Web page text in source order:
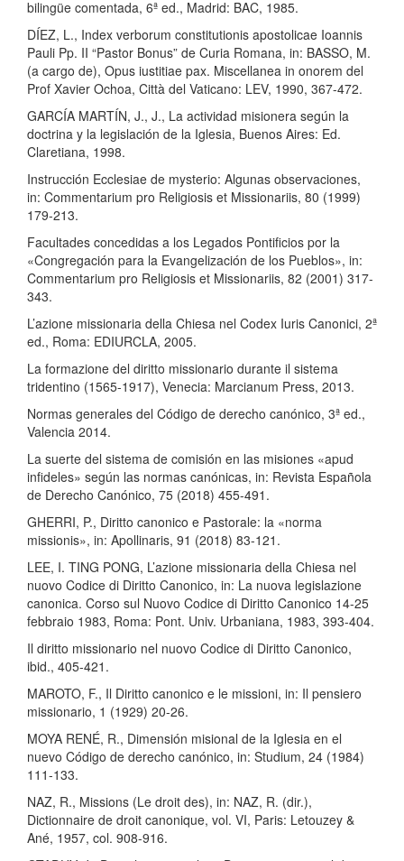
bilingüe comentada, 6ª ed., Madrid: BAC, 1985.
DÍEZ, L., Index verborum constitutionis apostolicae Ioannis
Pauli Pp. II “Pastor Bonus” de Curia Romana, in: BASSO, M.
(a cargo de), Opus iustitiae pax. Miscellanea in onorem del
Prof Xavier Ochoa, Città del Vaticano: LEV, 1990, 367-472.
GARCÍA MARTÍN, J., J., La actividad misionera según la
doctrina y la legislación de la Iglesia, Buenos Aires: Ed.
Claretiana, 1998.
Instrucción Ecclesiae de mysterio: Algunas observaciones,
in: Commentarium pro Religiosis et Missionariis, 80 (1999)
179-213.
Facultades concedidas a los Legados Pontificios por la
«Congregación para la Evangelización de los Pueblos», in:
Commentarium pro Religiosis et Missionariis, 82 (2001) 317-
343.
L’azione missionaria della Chiesa nel Codex Iuris Canonici, 2ª
ed., Roma: EDIURCLA, 2005.
La formazione del diritto missionario durante il sistema
tridentino (1565-1917), Venecia: Marcianum Press, 2013.
Normas generales del Código de derecho canónico, 3ª ed.,
Valencia 2014.
La suerte del sistema de comisión en las misiones «apud
infideles» según las normas canónicas, in: Revista Española
de Derecho Canónico, 75 (2018) 455-491.
GHERRI, P., Diritto canonico e Pastorale: la «norma
missionis», in: Apollinaris, 91 (2018) 83-121.
LEE, I. TING PONG, L’azione missionaria della Chiesa nel
nuovo Codice di Diritto Canonico, in: La nuova legislazione
canonica. Corso sul Nuovo Codice di Diritto Canonico 14-25
febbraio 1983, Roma: Pont. Univ. Urbaniana, 1983, 393-404.
Il diritto missionario nel nuovo Codice di Diritto Canonico,
ibid., 405-421.
MAROTO, F., Il Diritto canonico e le missioni, in: Il pensiero
missionario, 1 (1929) 20-26.
MOYA RENÉ, R., Dimensión misional de la Iglesia en el
nuevo Código de derecho canónico, in: Studium, 24 (1984)
111-133.
NAZ, R., Missions (Le droit des), in: NAZ, R. (dir.),
Dictionnaire de droit canonique, vol. VI, Paris: Letouzey &
Ané, 1957, col. 908-916.